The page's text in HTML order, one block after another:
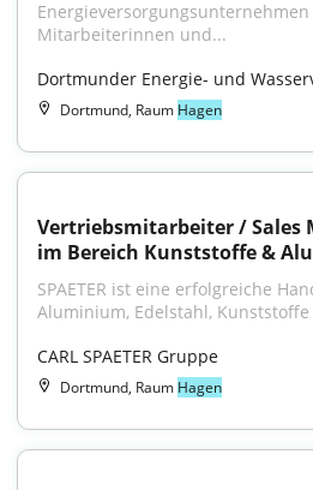
Mitarbeiterinnen und...
Dortmunder Energie- und
Dortmund, Raum Hagen
Vertriebsmitarbeiter / Sales
im Bereich Kunststoffe &
SPAETER ist eine erfolgreiche
Aluminium, Edelstahl,
CARL SPAETER Gruppe
Dortmund, Raum Hagen